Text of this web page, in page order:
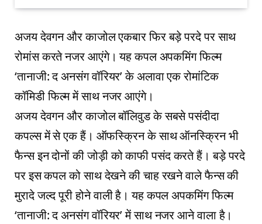
अजय देवगन और काजोल एकबार फिर बड़े परदे पर साथ
रोमांस करते नजर आएंगे। यह कपल अपकमिंग फिल्म
‘तानाजी: द अनसंग वॉरियर’ के अलावा एक रोमांटिक
कॉमिडी फिल्म में साथ नजर आएंगे।
अजय देवगन और काजोल बॉलिवुड के सबसे पसंदीदा
कपल्स में से एक हैं। ऑफस्क्रिन के साथ ऑनस्क्रिन भी
फैन्स इन दोनों की जोड़ी को काफी पसंद करते हैं। बड़े परदे
पर इस कपल को साथ देखने की चाह रखने वाले फैन्स की
मुरादे जल्द पूरी होने वाली है। यह कपल अपकमिंग फिल्म
‘तानाजी: द अनसंग वॉरियर’ में साथ नजर आने वाला है।